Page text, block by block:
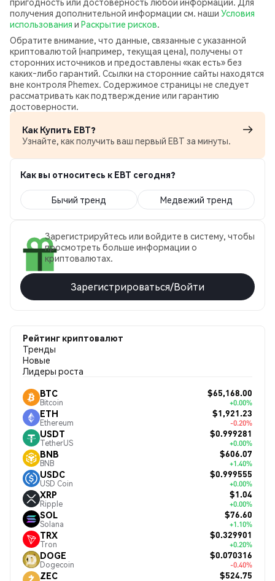
получения дополнительной информации см. наши Условия
использования и Раскрытие рисков.
Обратите внимание, что данные, связанные с указанной
криптовалютой (например, текущая цена), получены от
сторонних источников и предоставлены «как есть» без
каких‑либо гарантий. Ссылки на сторонние сайты находятся
вне контроля Phemex. Содержимое страницы не следует
рассматривать как подтверждение или гарантию
достоверности.
Как Купить EBT?
Узнайте, как получить ваш первый EBT за минуты.
Как вы относитесь к EBT сегодня?
Бычий тренд Медвежий тренд
Зарегистрируйтесь или войдите в систему, чтобы
просмотреть больше информации о
криптовалютах.
Зарегистрироваться/Войти
Рейтинг криптовалют
Тренды
Новые
Лидеры роста
BTC
Bitcoin
$65,168.00
+0.00%
ETH
Ethereum
$1,921.23
-0.20%
USDT
TetherUS
$0.999281
+0.00%
BNB
BNB
$606.07
+1.40%
USDC
USD Coin
$0.999555
+0.00%
XRP
Ripple
$1.04
+0.00%
SOL
Solana
$76.60
+1.10%
TRX
Tron
$0.329901
+0.20%
DOGE
Dogecoin
$0.070316
-0.40%
ZEC $524.75